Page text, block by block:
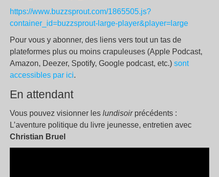
https://www.buzzsprout.com/1865505.js?
container_id=buzzsprout-large-player&player=large
Pour vous y abonner, des liens vers tout un tas de
plateformes plus ou moins crapuleuses (Apple Podcast,
Amazon, Deezer, Spotify, Google podcast, etc.) sont
accessibles par ici.
En attendant
Vous pouvez visionner les lundisoirprécédents :
L’aventure politique du livre jeunesse, entretien avec
Christian Bruel